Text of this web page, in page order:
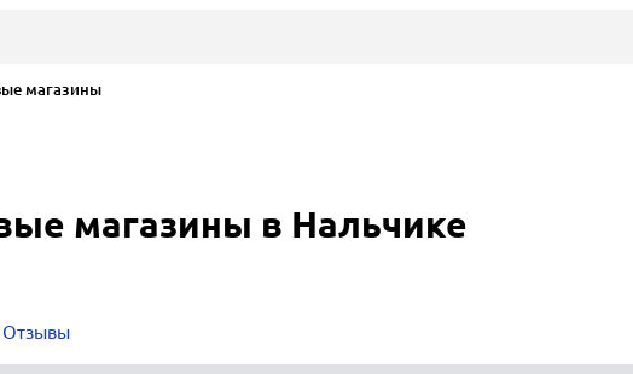
магазины
магазины в Нальчике
Отзывы